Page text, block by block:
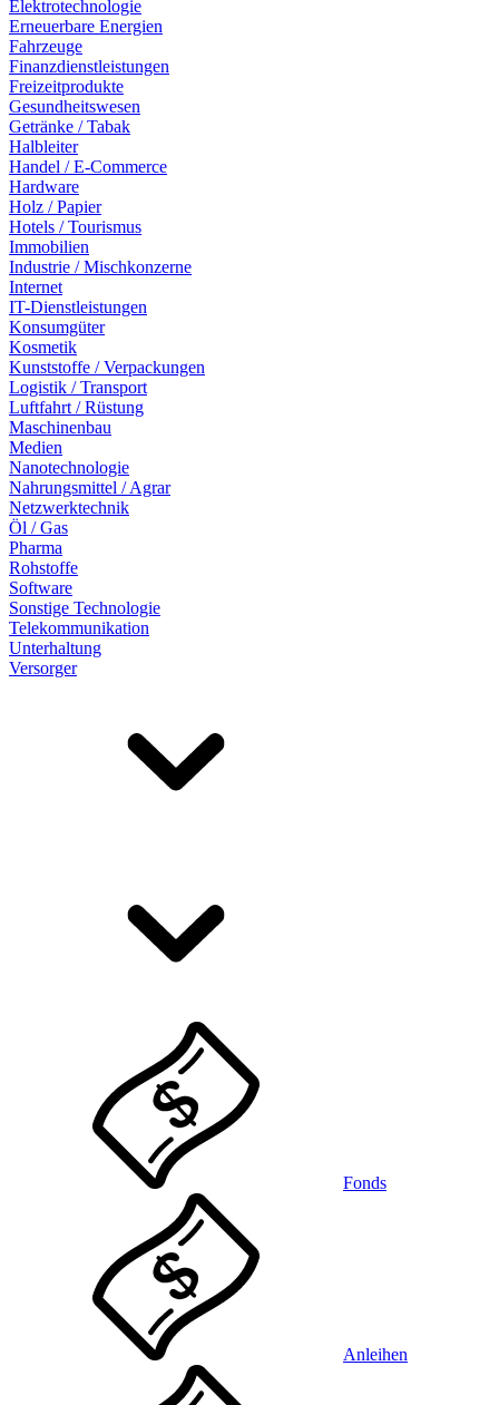
Elektrotechnologie
Erneuerbare Energien
Fahrzeuge
Finanzdienstleistungen
Freizeitprodukte
Gesundheitswesen
Getränke / Tabak
Halbleiter
Handel / E-Commerce
Hardware
Holz / Papier
Hotels / Tourismus
Immobilien
Industrie / Mischkonzerne
Internet
IT-Dienstleistungen
Konsumgüter
Kosmetik
Kunststoffe / Verpackungen
Logistik / Transport
Luftfahrt / Rüstung
Maschinenbau
Medien
Nanotechnologie
Nahrungsmittel / Agrar
Netzwerktechnik
Öl / Gas
Pharma
Rohstoffe
Software
Sonstige Technologie
Telekommunikation
Unterhaltung
Versorger
Fonds
Anleihen